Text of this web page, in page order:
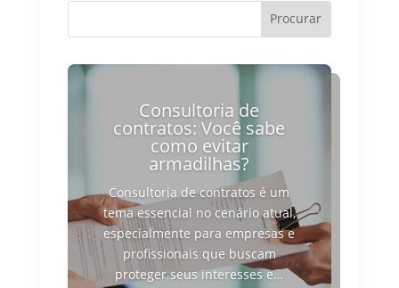
Consultoria de
contratos: Você sabe
como evitar
armadilhas?
Consultoria de contratos é um
tema essencial no cenário atual,
especialmente para empresas e
profissionais que buscam
proteger seus interesses e…